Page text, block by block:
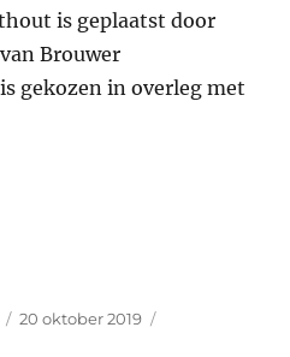
is geplaatst door
Brouwer
gekozen in overleg met
in Beekdal Eeser
Geplaatst
20 oktober 2019